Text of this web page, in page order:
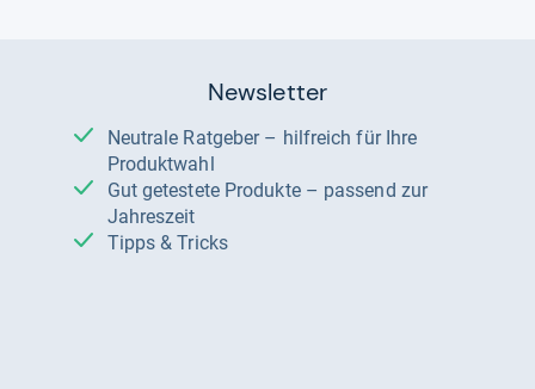
Newsletter
Neutrale Ratgeber – hilfreich für Ihre
Produktwahl
Gut getestete Produkte – passend zur
Jahreszeit
Tipps & Tricks